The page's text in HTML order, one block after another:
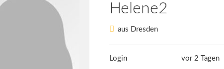
Helene2
aus Dresden
Login
vor 2 Tagen